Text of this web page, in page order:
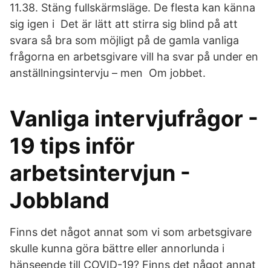
11.38. Stäng fullskärmsläge. De flesta kan känna
sig igen i Det är lätt att stirra sig blind på att
svara så bra som möjligt på de gamla vanliga
frågorna en arbetsgivare vill ha svar på under en
anställningsintervju – men Om jobbet.
Vanliga intervjufrågor -
19 tips inför
arbetsintervjun -
Jobbland
Finns det något annat som vi som arbetsgivare
skulle kunna göra bättre eller annorlunda i
hänseende till COVID-19? Finns det något annat